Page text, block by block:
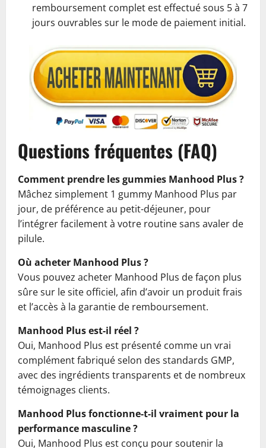
remboursement complet est effectué sous 5 à 7
jours ouvrables sur le mode de paiement initial.
Questions fréquentes (FAQ)
Comment prendre les gummies Manhood Plus ?
Mâchez simplement 1 gummy Manhood Plus par
jour, de préférence au petit-déjeuner, pour
l’intégrer facilement à votre routine sans avaler de
pilule.
Où acheter Manhood Plus ?
Vous pouvez acheter Manhood Plus de façon plus
sûre sur le site officiel, afin d’avoir un produit frais
et l’accès à la garantie de remboursement.
Manhood Plus est-il réel ?
Oui, Manhood Plus est présenté comme un vrai
complément fabriqué selon des standards GMP,
avec des ingrédients transparents et de nombreux
témoignages clients.
Manhood Plus fonctionne-t-il vraiment pour la
performance masculine ?
Oui, Manhood Plus est conçu pour soutenir la